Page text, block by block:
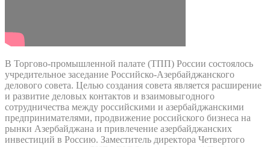
В Торгово-промышленной палате (ТПП) России состоялось
учредительное заседание Российско-Азербайджанского
делового совета. Целью создания совета является расширение
и развитие деловых контактов и взаимовыгодного
сотрудничества между российскими и азербайджанскими
предпринимателями, продвижение российского бизнеса на
рынки Азербайджана и привлечение азербайджанских
инвестиций в Россию. Заместитель директора Четвертого